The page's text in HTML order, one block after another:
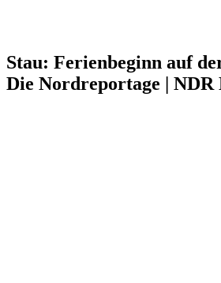
Stau: Ferienbeginn auf
Die Nordreportage | NDR